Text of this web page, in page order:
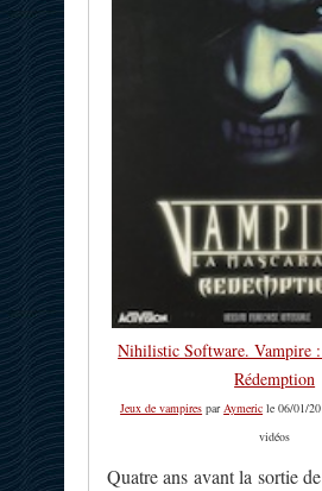
Nihilistic Software. Vampire :
Rédemption
Jeux de vampires parAymeric le 06/01/
vidéos
Quatre ans avant la sortie